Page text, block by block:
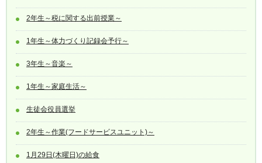
2年生～税に関する出前授業～
1年生～体力づくり記録会予行～
3年生～音楽～
1年生～家庭生活～
生徒会役員選挙
2年生～作業(フードサービスユニット)～
1月29日(木曜日)の給食